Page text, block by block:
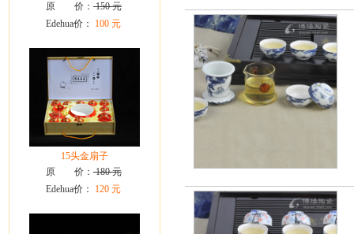
原 价： 150 元
Edehua价：
100 元
15头金扇子
原 价： 180 元
Edehua价：
120 元